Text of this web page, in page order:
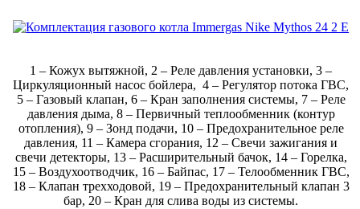
1 – Кожух вытяжной, 2 – Реле давления установки, 3 –
Циркуляционный насос бойлера, 4 – Регулятор потока ГВС,
5 – Газовый клапан, 6 – Кран заполнения системы, 7 – Реле
давления дыма, 8 – Первичный теплообменник (контур
отопления), 9 – Зонд подачи, 10 – Предохранительное реле
давления, 11 – Камера сгорания, 12 – Свечи зажигания и
свечи детекторы, 13 – Расширительный бачок, 14 – Горелка,
15 – Воздухоотводчик, 16 – Байпас, 17 – Телообменник ГВС,
18 – Клапан трехходовой, 19 – Предохранительный клапан 3
бар, 20 – Кран для слива воды из системы.